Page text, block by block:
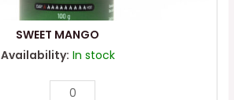
SWEET MANGO
Availability: In stock